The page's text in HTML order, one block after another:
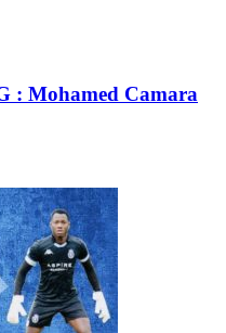
: Mohamed Camara